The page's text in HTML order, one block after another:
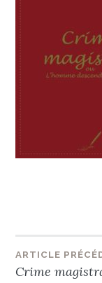
ARTICLE
Crime